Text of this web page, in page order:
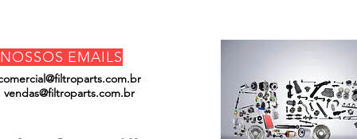
NOSSOS EMAILS
vendas@filtroparts.com.br